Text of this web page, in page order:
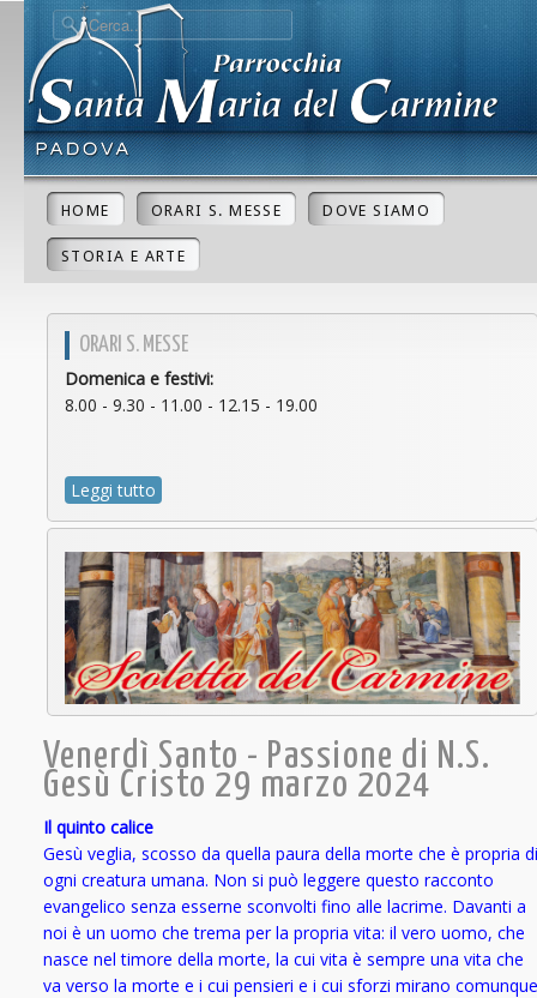
HOME ORARI S. MESSE DOVE SIAMO
STORIA E ARTE
ORARI S. MESSE
Domenica e festivi:
8.00 - 9.30 - 11.00 - 12.15 - 19.00
Leggi tutto
Venerdì Santo - Passione di N.S.
Gesù Cristo 29 marzo 2024
Il quinto calice
Gesù veglia, scosso da quella paura della morte che è propria di
ogni creatura umana. Non si può leggere questo racconto
evangelico senza esserne sconvolti fino alle lacrime. Davanti a
noi è un uomo che trema per la propria vita: il vero uomo, che
nasce nel timore della morte, la cui vita è sempre una vita che
va verso la morte e i cui pensieri e i cui sforzi mirano comunque